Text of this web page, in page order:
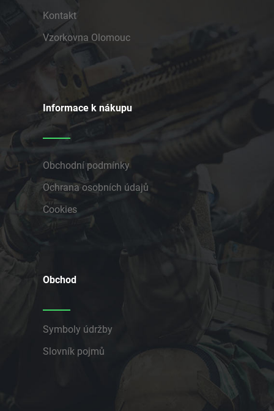
Kontakt
Vzorkovna Olomouc
Informace k nákupu
Obchodní podmínky
Ochrana osobních údajů
Cookies
Obchod
Symboly údržby
Slovník pojmů